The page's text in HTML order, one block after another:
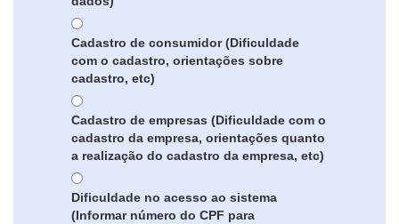
Cadastro de consumidor (Dificuldade
com o cadastro, orientações sobre
cadastro, etc)
Cadastro de empresas (Dificuldade com o
cadastro da empresa, orientações quanto
a realização do cadastro da empresa, etc)
Dificuldade no acesso ao sistema
(Informar número do CPF para